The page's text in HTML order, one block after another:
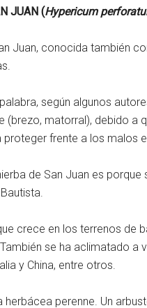
JUAN (Hypericum
Juan, conocida también
según algunos
(brezo, matorral), debido
proteger frente a los malos
de San Juan es
crece en los terrenos de
se ha aclimatado a
y China, entre otros.
herbácea perenne. Un